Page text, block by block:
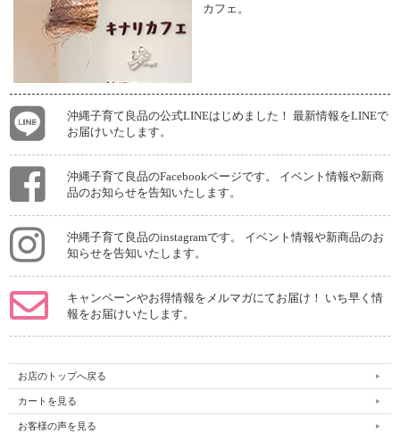
カフェ。
沖縄子育て良品の公式LINEはじめました！ 最新情報をLINEで
お届けいたします。
沖縄子育て良品のFacebookページです。 イベント情報や新商
品のお知らせを告知いたします。
沖縄子育て良品のinstagramです。 イベント情報や新商品のお
知らせを告知いたします。
キャンペーンやお得情報をメルマガにてお届け！ いち早く情
報をお届けいたします。
お店のトップへ戻る
カートを見る
お客様の声を見る